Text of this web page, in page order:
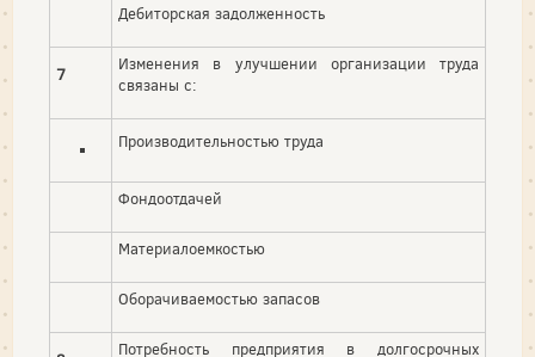
Дебиторская задолженность
7
Изменения в улучшении организации труда
связаны с:
Производительностью труда
Фондоотдачей
Материалоемкостью
Оборачиваемостью запасов
Потребность предприятия в долгосрочных